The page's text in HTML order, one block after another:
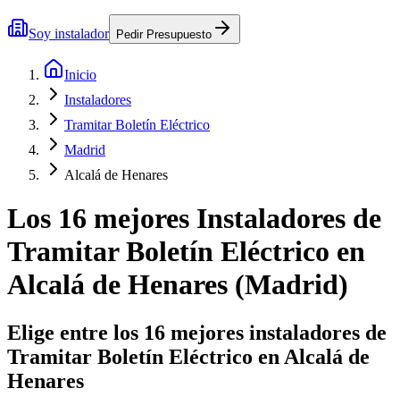
Soy instalador Pedir Presupuesto
Inicio
Instaladores
Tramitar Boletín Eléctrico
Madrid
Alcalá de Henares
Los 16 mejores Instaladores de
Tramitar Boletín Eléctrico en
Alcalá de Henares (Madrid)
Elige entre los 16 mejores instaladores de
Tramitar Boletín Eléctrico en Alcalá de
Henares